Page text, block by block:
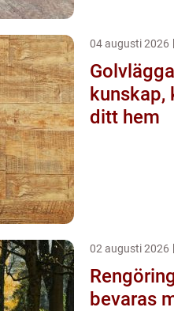
04 augusti 2026
ditt hem
02 augusti 2026
bevaras